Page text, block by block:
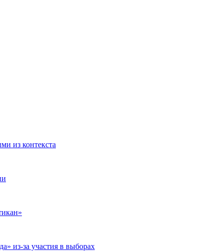
из контекста
из-за участия в выборах